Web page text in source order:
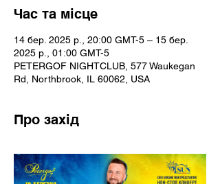
Час та місце
14 бер. 2025 р., 20:00 GMT-5 – 15 бер.
2025 р., 01:00 GMT-5
PETERGOF NIGHTCLUB, 577 Waukegan
Rd, Northbrook, IL 60062, USA
Про захід